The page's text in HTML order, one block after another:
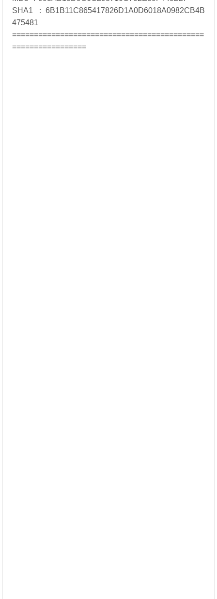
SHA1 ：6B1B11C865417826D1A0D6018A0982CB4B
475481
============================================
=================